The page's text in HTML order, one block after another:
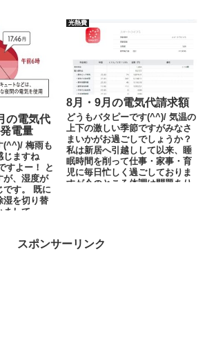
の電気代
電量
(^^)/ 梅雨も
じますね
すよー！ と
が、湿度が
です。 既に
湿を切り替
して、
光熱費
8月・9月の電気代請求額
どうもバタピーです(^^)/ 気温の
上下の激しい季節ですがみなさ
まいかがお過ごしでしょうか？
私は新居へ引越しして以来、睡
眠時間を削って仕事・家事・育
児に毎日忙しく過ごしておりま
すが今のところ体調は問題あり
スポンサーリンク